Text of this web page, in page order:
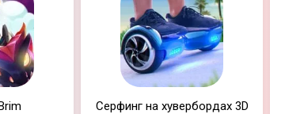
Серфинг на хувербордах 3D